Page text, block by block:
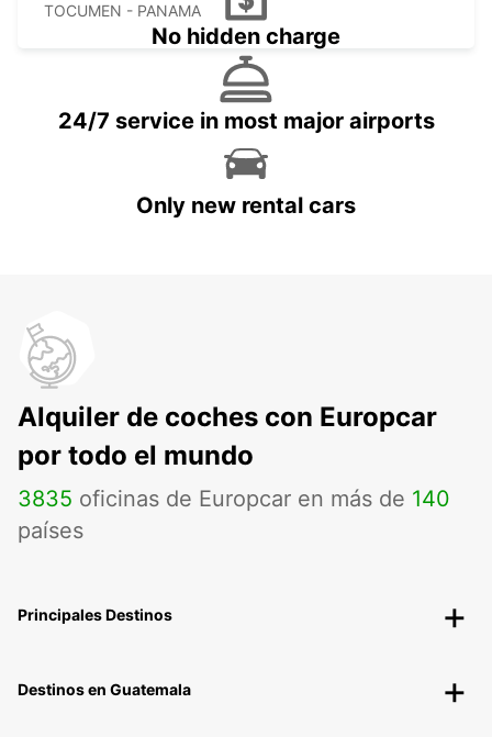
TOCUMEN - PANAMA
No hidden charge
24/7 service in most major airports
Only new rental cars
Alquiler de coches con Europcar
por todo el mundo
3835 oficinas de Europcar en más de 140
países
Principales Destinos
Destinos en Guatemala